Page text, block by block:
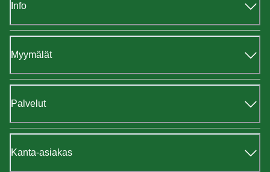
Info
Myymälät
Palvelut
Kanta-asiakas